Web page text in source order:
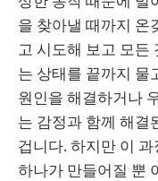
을 찾아낼 때까지 온
고 시도해 보고 모든
는 상태를 끝까지 물
원인을 해결하거나
는 감정과 함께 해결
겁니다. 하지만 이
하나가 만들어질 뿐